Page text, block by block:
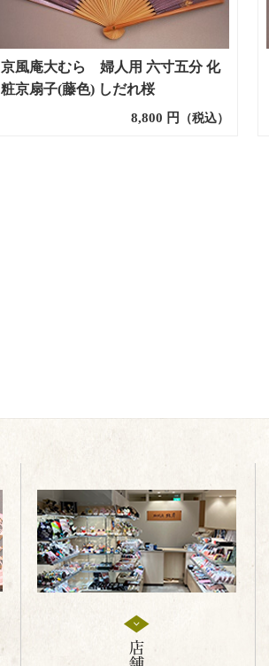
京風庵大むら 婦人用 六寸五分 化
粧京扇子(藤色) しだれ桜
8,800 円 （税込）